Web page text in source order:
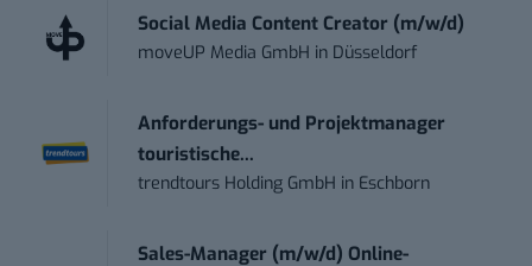
Social Media Content Creator (m/w/d)
moveUP Media GmbH in Düsseldorf
Anforderungs- und Projektmanager
touristische...
trendtours Holding GmbH in Eschborn
Sales-Manager (m/w/d) Online-